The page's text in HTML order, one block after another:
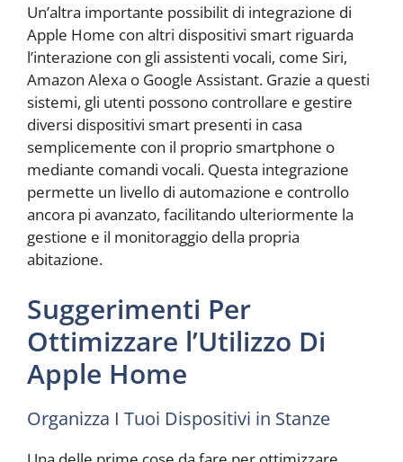
Un’altra importante possibilit di integrazione di
Apple Home con altri dispositivi smart riguarda
l’interazione con gli assistenti vocali, come Siri,
Amazon Alexa o Google Assistant. Grazie a questi
sistemi, gli utenti possono controllare e gestire
diversi dispositivi smart presenti in casa
semplicemente con il proprio smartphone o
mediante comandi vocali. Questa integrazione
permette un livello di automazione e controllo
ancora pi avanzato, facilitando ulteriormente la
gestione e il monitoraggio della propria
abitazione.
Suggerimenti Per
Ottimizzare l’Utilizzo Di
Apple Home
Organizza I Tuoi Dispositivi in Stanze